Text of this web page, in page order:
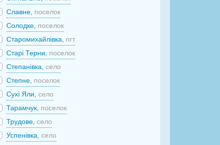
Славне, поселок
Солодке, поселок
Старомихайлівка, пгт
Старі Терни, поселок
Степанівка,село
Степне, поселок
Сухі Яли,село
Тарамчук, поселок
Трудове,село
Успенівка,село